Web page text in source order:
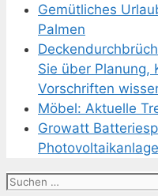
Gemütliches
Palmen
Sie über Planung,
Vorschriften
Möbel: Aktuelle
Growatt
Photovoltaikanlage
Suchen